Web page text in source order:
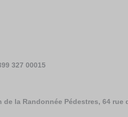
327 00015
la Randonnée Pédestres, 64 rue